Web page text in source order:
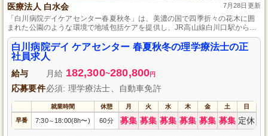
医療法人 白水会 7月28日更新
「白川病院デイケアセンター春夏秋冬」は、美濃の国で四季折々の花木に囲
まれた公園のような環境で地域包括ケアを提供し、JR高山線白川口駅から車
で5分、無料駐車場付きのアクセス良好な施設です。
白川病院デイ ケアセンター 春夏秋冬の理学療法士の正
社員求人
給与 月給 182,300~280,800円
応募要件必須: 理学療法士、自動車免許
就業時間 休憩 月 火 水 木 金 土 日
早番 7:30～ 18:00(8h〜) 60分 募集 募集 募集 募集 募集 募集 定休